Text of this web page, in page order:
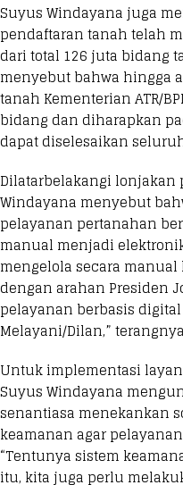
Suyus Windayana juga
pendaftaran tanah telah
dari total 126 juta bidang
menyebut bahwa hingga
tanah Kementerian ATR/
bidang dan diharapkan
dapat diselesaikan
Dilatarbelakangi lonjakan
Windayana menyebut
pelayanan pertanahan
manual menjadi
mengelola secara
dengan arahan Presiden
pelayanan berbasis
Melayani/Dilan,”
Untuk implementasi
Suyus Windayana
senantiasa menekankan
keamanan agar
“Tentunya sistem
itu, kita juga perlu